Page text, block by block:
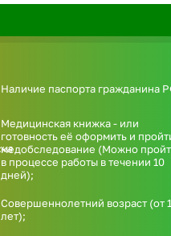
Наличие паспорта гражданина
Медицинская книжка - или
готовность её оформить и
медобследование (Можно
в процессе работы в течении 10
дней);
Совершеннолетний возраст (от
лет);